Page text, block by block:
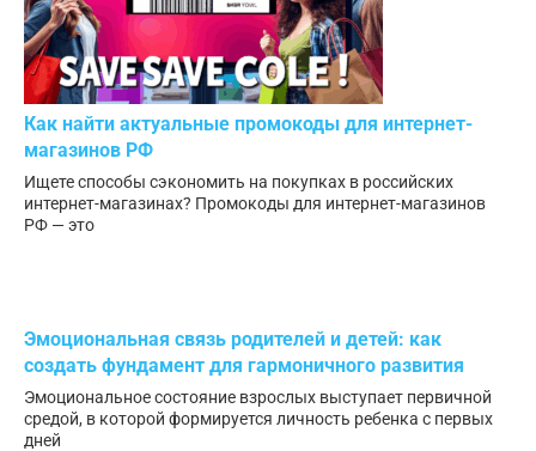
Как найти актуальные промокоды для интернет-
магазинов РФ
Ищете способы сэкономить на покупках в российских
интернет-магазинах? Промокоды для интернет-магазинов
РФ — это
Эмоциональная связь родителей и детей: как
создать фундамент для гармоничного развития
Эмоциональное состояние взрослых выступает первичной
средой, в которой формируется личность ребенка с первых
дней